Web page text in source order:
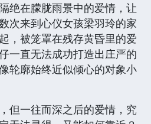
绝在朦胧雨景中的爱情，让
次来到心仪女孩梁羽玲的家
，被笼罩在残存黄昏里的爱
一直无法成功打造出庄严的
轮廓始终近似倾心的对象小
但一往而深之后的爱情，究